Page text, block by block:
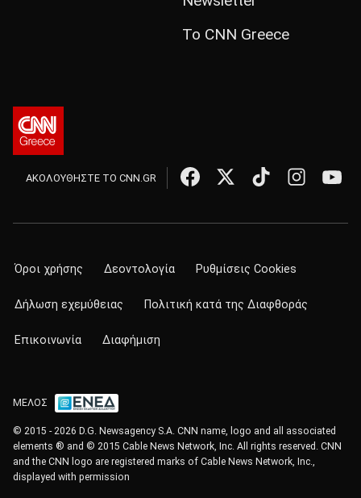
Το CNN Greece
ΑΚΟΛΟΥΘΗΣΤΕ ΤΟ CNN.GR
Όροι χρήσης Δεοντολογία Ρυθμίσεις Cookies
Δήλωση εχεμύθειας Πολιτική κατά της Διαφθοράς
Επικοινωνία Διαφήμιση
ΜΕΛΟΣ
© 2015 - 2026 D.G. Newsagency S.A. CNN name, logo and all associated
elements ® and © 2015 Cable News Network, Inc. All rights reserved. CNN
and the CNN logo are registered marks of Cable News Network, Inc.,
displayed with permission